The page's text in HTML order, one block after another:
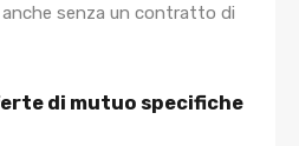
senza un contratto di
di mutuo specifiche